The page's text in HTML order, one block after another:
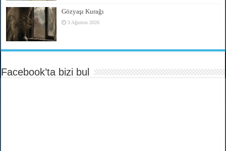
Gözyaşı Kurağı
3 Ağustos 2026
Facebook’ta bizi bul